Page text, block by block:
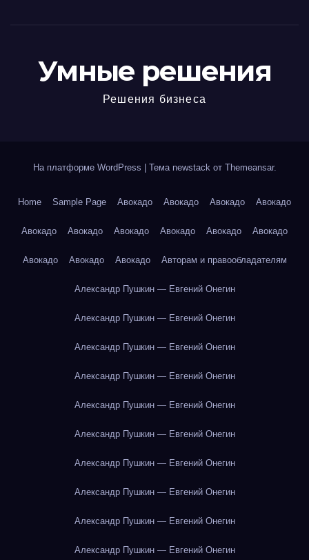
Умные решения
Решения бизнеса
На платформе WordPress Тема newstack от Themeansar.
Home Sample Page Авокадо Авокадо Авокадо Авокадо
Авокадо Авокадо Авокадо Авокадо Авокадо Авокадо
Авокадо Авокадо Авокадо Авторам и правообладателям
Александр Пушкин — Евгений Онегин
Александр Пушкин — Евгений Онегин
Александр Пушкин — Евгений Онегин
Александр Пушкин — Евгений Онегин
Александр Пушкин — Евгений Онегин
Александр Пушкин — Евгений Онегин
Александр Пушкин — Евгений Онегин
Александр Пушкин — Евгений Онегин
Александр Пушкин — Евгений Онегин
Александр Пушкин — Евгений Онегин